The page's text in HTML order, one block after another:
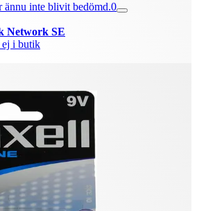
ännu inte blivit bedömd.0
Network SE
ej i butik